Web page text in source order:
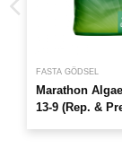
FASTA GÖDSEL
Marathon
13-9 (Rep. &